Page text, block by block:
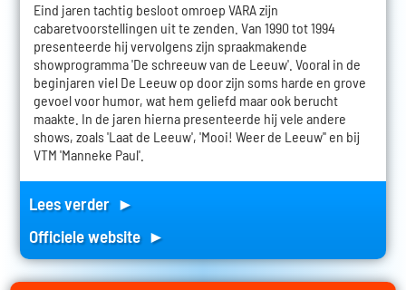
Eind jaren tachtig besloot omroep VARA zijn
cabaretvoorstellingen uit te zenden. Van 1990 tot 1994
presenteerde hij vervolgens zijn spraakmakende
showprogramma 'De schreeuw van de Leeuw'. Vooral in de
beginjaren viel De Leeuw op door zijn soms harde en grove
gevoel voor humor, wat hem geliefd maar ook berucht
maakte. In de jaren hierna presenteerde hij vele andere
shows, zoals 'Laat de Leeuw', 'Mooi! Weer de Leeuw'' en bij
VTM 'Manneke Paul'.
Lees verder ►
Officiele website ►